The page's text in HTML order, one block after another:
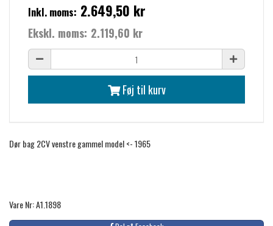
Inkl. moms: 2.649,50 kr
Ekskl. moms: 2.119,60 kr
Føj til kurv
Dør bag 2CV venstre gammel model <- 1965
Vare Nr: A1.1898